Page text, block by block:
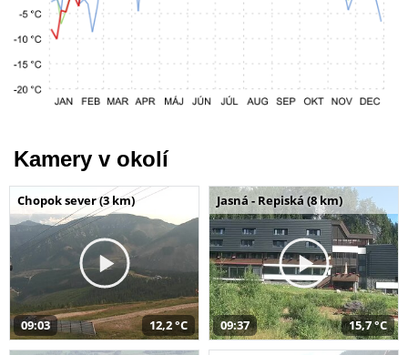
Kamery v okolí
Chopok sever (3 km)
09:03 12,2 °C
Jasná - Repiská (8 km)
09:37 15,7 °C